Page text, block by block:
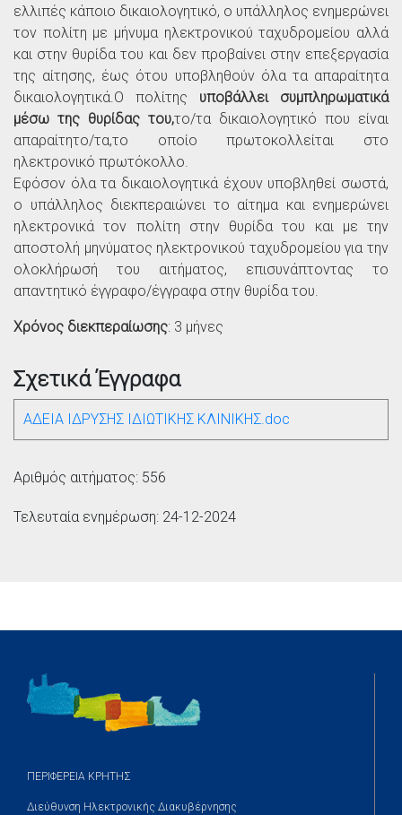
ελλιπές κάποιο δικαιολογητικό, ο υπάλληλος ενημερώνει
τον πολίτη με μήνυμα ηλεκτρονικού ταχυδρομείου αλλά
και στην θυρίδα του και δεν προβαίνει στην επεξεργασία
της αίτησης, έως ότου υποβληθούν όλα τα απαραίτητα
δικαιολογητικά.Ο πολίτης υποβάλλει συμπληρωματικά
μέσω της θυρίδας του,το/τα δικαιολογητικό που είναι
απαραίτητο/τα,το οποίο πρωτοκολλείται στο
ηλεκτρονικό πρωτόκολλο.
Εφόσον όλα τα δικαιολογητικά έχουν υποβληθεί σωστά,
ο υπάλληλος διεκπεραιώνει το αίτημα και ενημερώνει
ηλεκτρονικά τον πολίτη στην θυρίδα του και με την
αποστολή μηνύματος ηλεκτρονικού ταχυδρομείου για την
ολοκλήρωσή του αιτήματος, επισυνάπτοντας το
απαντητικό έγγραφο/έγγραφα στην θυρίδα του.
Χρόνος διεκπεραίωσης: 3 μήνες
Σχετικά Έγγραφα
ΑΔΕΙΑ ΙΔΡΥΣΗΣ ΙΔΙΩΤΙΚΗΣ ΚΛΙΝΙΚΗΣ.doc
Αριθμός αιτήματος: 556
Τελευταία ενημέρωση: 24-12-2024
ΠΕΡΙΦΕΡΕΙΑ ΚΡΗΤΗΣ
Διεύθυνση Ηλεκτρονικής Διακυβέρνησης